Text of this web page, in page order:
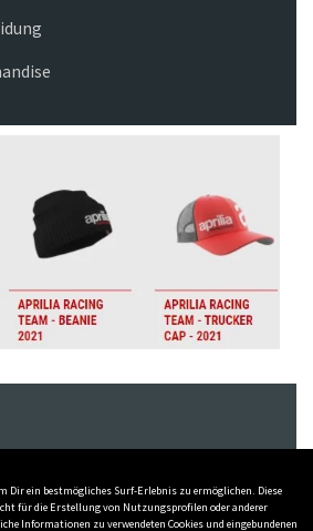
Next
INH. UWE SCHÜTZE E.K.
Dir ein bestmögliches Surf-Erlebnis zu ermöglichen. Diese
für die Erstellung von Nutzungsprofilen oder anderer
Informationen zu verwendeten Cookies und eingebundenen